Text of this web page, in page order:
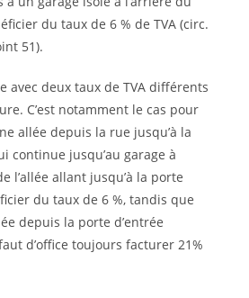
du taux de 6 % de TVA (circ.
51).
avec deux taux de TVA différents
C’est notamment le cas pour
allée depuis la rue jusqu’à la
continue jusqu’au garage à
l’allée allant jusqu’à la porte
du taux de 6 %, tandis que
depuis la porte d’entrée
d’office toujours facturer 21%